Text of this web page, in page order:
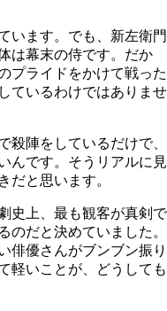
います。でも、新左衛門
は幕末の侍です。だか
プライドをかけて戦った
ているわけではありませ
殺陣をしているだけで、
んです。そうリアルに見
だと思います。
史上、最も観客が真剣で
のだと決めていました。
俳優さんがブンブン振り
軽いことが、どうしても